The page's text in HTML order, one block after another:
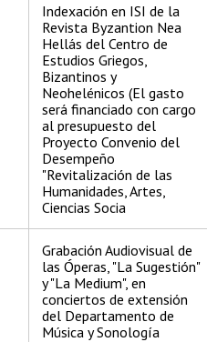
Indexación en ISI de la
Revista Byzantion Nea
Hellás del Centro de
Estudios Griegos,
Bizantinos y
Neohelénicos (El gasto
será financiado con cargo
al presupuesto del
Proyecto Convenio del
Desempeño
"Revitalización de las
Humanidades, Artes,
Ciencias Socia
Grabación Audiovisual de
las Óperas, "La Sugestión"
y "La Medium", en
conciertos de extensión
del Departamento de
Música y Sonología